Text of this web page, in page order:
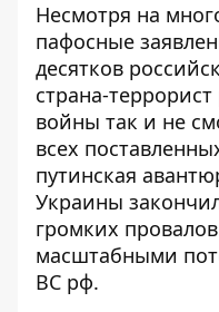
Несмотря на
пафосные
десятков
страна-
войны так и не
всех
путинская
Украины
громких
масштабными
ВС рф.